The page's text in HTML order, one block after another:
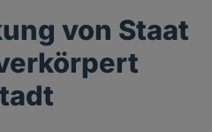
von Staat